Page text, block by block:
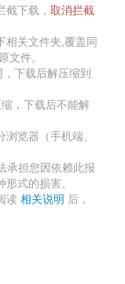
下载， 取消拦截
相关文件夹,覆盖同
件。
下载后解压缩到
，下载后不能解
览器（手机端、
承担您因依赖此报
式的损害。
读 相关说明 后，